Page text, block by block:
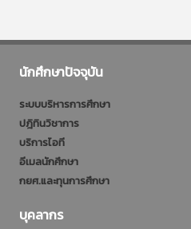
นักศึกษาปัจจุบัน
ระบบบริหารการศึกษา
ปฎิทินวิชาการ
บริการไอที
อีเมลนักศึกษา
กยศ.และทุนการศึกษา
บุคลากร